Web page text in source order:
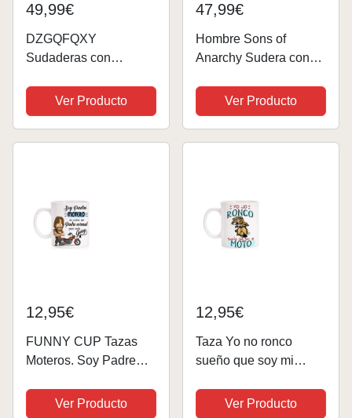
49,99€
DZGQFQXY
Sudaderas con
Sudaderas para
Anarchy Sons
Estampado Lana
Cálidos con Capucha...
Ver Producto
47,99€
Hombre Sons of
Anarchy Sudera con
Ver Producto
12,95€
FUNNY CUP Tazas
Moteros. Soy Padre
Padre Normal Pero
Ver Producto
12,95€
Taza Yo no ronco
sueño que soy mi
amantes de las motos
Ver Producto